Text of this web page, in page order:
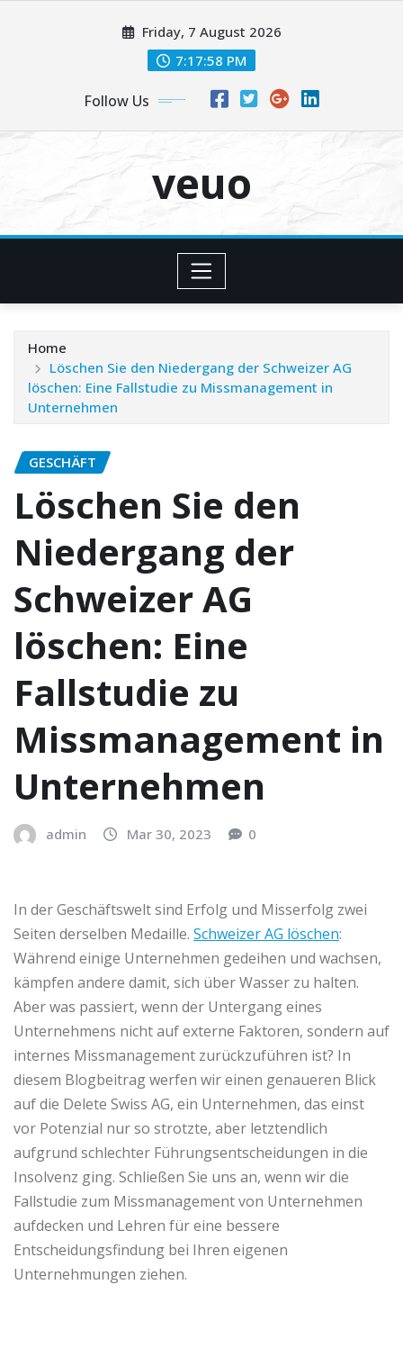
Friday, 7 August 2026
7:17:59 PM
Follow Us
veuo
Home
Löschen Sie den Niedergang der Schweizer AG
löschen: Eine Fallstudie zu Missmanagement in
Unternehmen
GESCHÄFT
Löschen Sie den
Niedergang der
Schweizer AG
löschen: Eine
Fallstudie zu
Missmanagement in
Unternehmen
admin Mar 30, 2023 0
In der Geschäftswelt sind Erfolg und Misserfolg zwei
Seiten derselben Medaille. Schweizer AG löschen:
Während einige Unternehmen gedeihen und wachsen,
kämpfen andere damit, sich über Wasser zu halten.
Aber was passiert, wenn der Untergang eines
Unternehmens nicht auf externe Faktoren, sondern auf
internes Missmanagement zurückzuführen ist? In
diesem Blogbeitrag werfen wir einen genaueren Blick
auf die Delete Swiss AG, ein Unternehmen, das einst
vor Potenzial nur so strotzte, aber letztendlich
aufgrund schlechter Führungsentscheidungen in die
Insolvenz ging. Schließen Sie uns an, wenn wir die
Fallstudie zum Missmanagement von Unternehmen
aufdecken und Lehren für eine bessere
Entscheidungsfindung bei Ihren eigenen
Unternehmungen ziehen.